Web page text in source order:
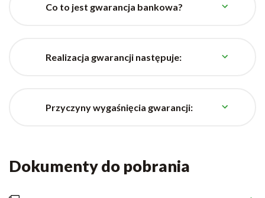
Co to jest gwarancja bankowa?
Realizacja gwarancji następuje:
Przyczyny wygaśnięcia gwarancji:
Dokumenty do pobrania